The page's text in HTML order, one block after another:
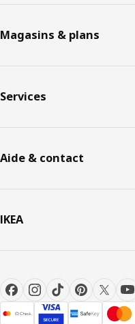
Magasins & plans
Services
Aide & contact
IKEA